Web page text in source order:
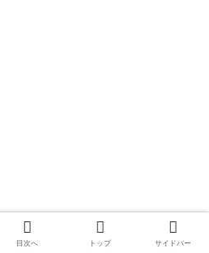
目次へ トップ サイドバー